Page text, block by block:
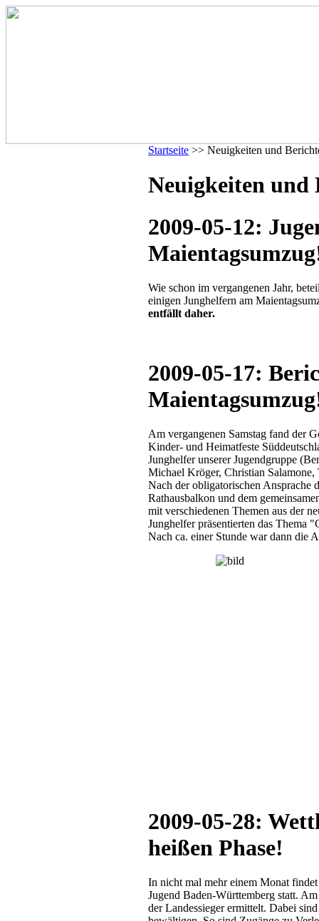
Startseite >> Neuigkeiten und
Neuigkeiten und
2009-05-12:
Wie schon im vergangenen Jahr,
einigen Junghelfern am
entfällt daher.
2009-05-17:
Am vergangenen Samstag fand der
Kinder- und Heimatfeste
Junghelfer unserer Jugendgruppe
Michael Kröger, Christian
Nach der obligatorischen Ansprache
Rathausbalkon und dem
mit verschiedenen Themen aus der
Junghelfer präsentierten das Thema
Nach ca. einer Stunde war dann die
2009-05-28:
heißen Phase!
In nicht mal mehr einem Monat
Jugend Baden-Württemberg statt.
der Landessieger ermittelt. Dabei